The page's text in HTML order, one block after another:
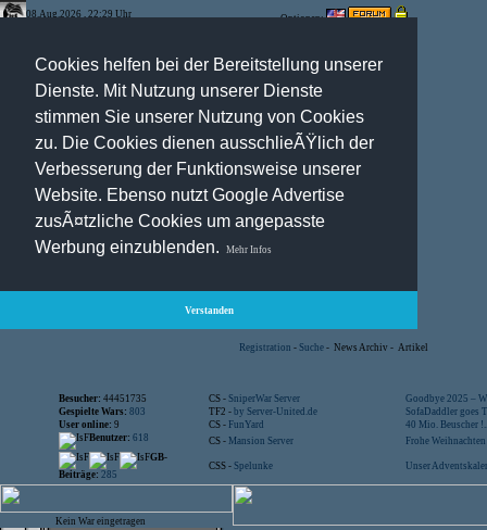
Cookies helfen bei der Bereitstellung unserer
Dienste. Mit Nutzung unserer Dienste
stimmen Sie unserer Nutzung von Cookies
zu. Die Cookies dienen ausschlieÃŸlich der
Verbesserung der Funktionsweise unserer
Website. Ebenso nutzt Google Advertise
zusÃ¤tzliche Cookies um angepasste
Werbung einzublenden.
Mehr Infos
Verstanden
08.Aug.2026 , 22:29 Uhr Optionen:
Registration - Suche - News Archiv - Artikel
Besucher: 44451735 CS - SniperWar Server
Goodbye 2025 –
Gespielte Wars: 803 TF2 - by Server-United.de
SofaDaddler goes
User online: 9 CS - FunYard
40 Mio. Beuscher
Benutzer: 618 CS - Mansion Server
Frohe
GB-
Beiträge: 285
CSS - Spelunke Unser
Kein War eingetragen